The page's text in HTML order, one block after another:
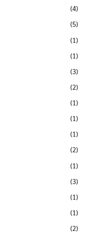
(4)
(5)
(1)
(1)
(3)
(2)
(1)
(1)
(1)
(2)
(1)
(3)
(1)
(1)
(2)